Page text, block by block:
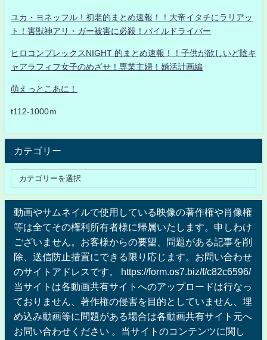
ユカ・ヨネッフル！初老的まとめ速報！！大帝イタチにラリアッ
ト！害獣神アリ・ガー被害に必殺！パイルドライバー
ヒロコンプレックスNIGHT 的まとめ速報！！子供が欲しいど陰キ
ャアラフィフ女子のめざせ！専業主婦！婚活計画編
萌えっとこあに！
t112-1000ｍ
カテゴリー
動画やサムネイルで使用している映像の著作権や肖像権
等は全てその権利所有者様に帰属いたします。申しわけ
ございません。お客様からの要望、問題がある記事を削
除、送信防止措置にできる限り応じます。お問い合わせ
のサイトアドレスです。 https://form.os7.biz/f/c82c6596/
当サイトは各動画共有サイトへのアップロードは行なっ
ておりません、著作権の侵害を目的としていません、埋
め込み動画等に問題がある場合は各動画共有サイト元へ
お問い合わせください 。当サイトのコンテンツに関し